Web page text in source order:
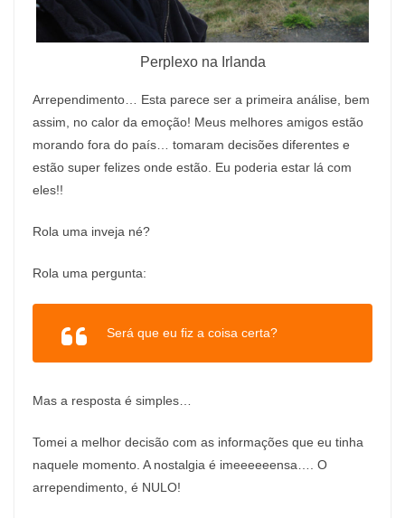
Perplexo na Irlanda
Arrependimento… Esta parece ser a primeira análise, bem
assim, no calor da emoção! Meus melhores amigos estão
morando fora do país… tomaram decisões diferentes e
estão super felizes onde estão. Eu poderia estar lá com
eles!!
Rola uma inveja né?
Rola uma pergunta:
Será que eu fiz a coisa certa?
Mas a resposta é simples…
Tomei a melhor decisão com as informações que eu tinha
naquele momento. A nostalgia é imeeeeeensa…. O
arrependimento, é NULO!